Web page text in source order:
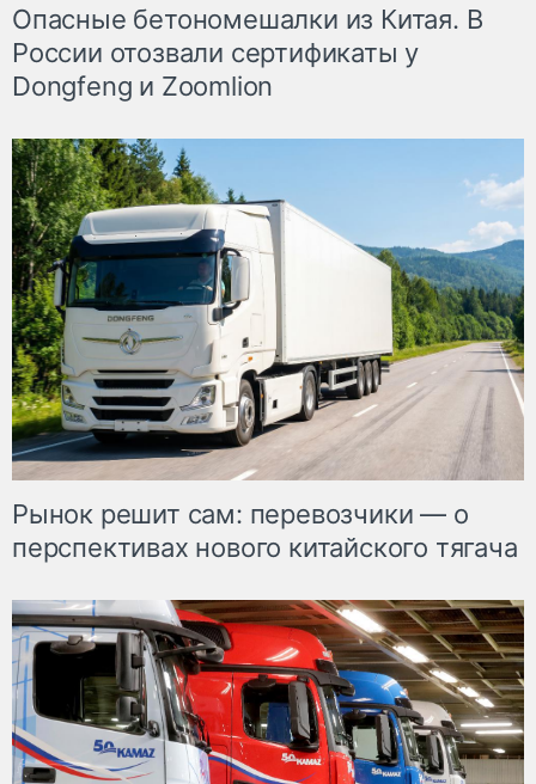
Опасные бетономешалки из Китая. В
России отозвали сертификаты у
Dongfeng и Zoomlion
Рынок решит сам: перевозчики — о
перспективах нового китайского тягача